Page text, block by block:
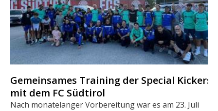
Gemeinsames Training der Special Kickers
mit dem FC Südtirol
Nach monatelanger Vorbereitung war es am 23. Juli